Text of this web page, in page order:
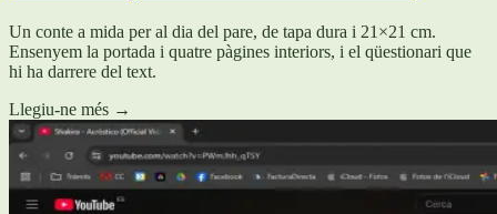
Un conte a mida per al dia del pare, de tapa dura i 21×21 cm.
Ensenyem la portada i quatre pàgines interiors, i el qüestionari que
hi ha darrere del text.
Llegiu-ne més →